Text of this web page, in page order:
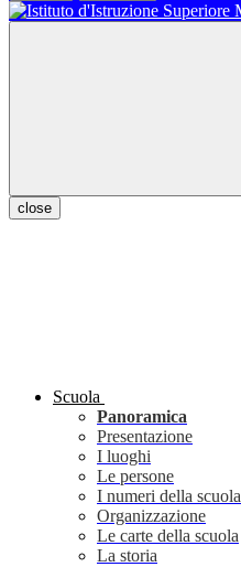
close
Scuola
Panoramica
Presentazione
I luoghi
Le persone
I numeri della scuola
Organizzazione
Le carte della scuola
La storia